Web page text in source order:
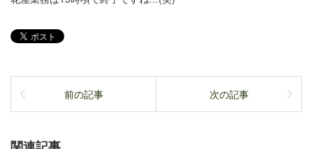
前の記事 次の記事